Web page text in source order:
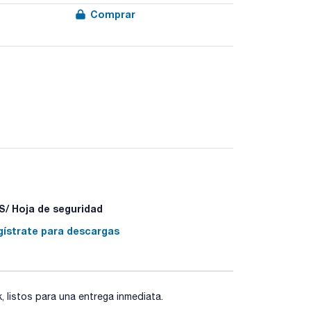
Comprar
Hoja de seguridad
para descargas
para una entrega inmediata.